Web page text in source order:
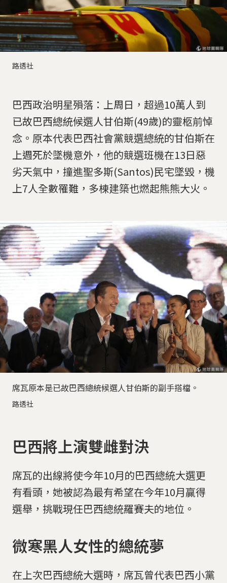
路透社
巴西政治明星殞落：上周日，超過10萬人到
已故巴西總統候選人甘伯斯(49歲)的靈柩前悼
念。原本代表巴西社會黨競選總統的甘伯斯在
上週死於墜機意外，他的競選班機在13日惡
劣天氣中，撞進聖多斯(Santos)民宅墜毀，機
上7人全數罹難，多棟建築也燃起熊熊大火。
席瓦原本是已故巴西總統候選人甘伯斯的副手搭檔。
路透社
巴西將上演雙雌對決
席瓦的出線將使今年10月的巴西總統大選更
有看頭，她被認為最有希望在今年10月贏得
選舉，挑戰現任巴西總統羅賽夫的地位。
微寒黑人女性的總統夢
在上次巴西總統大選時，席瓦曾代表巴西小黨